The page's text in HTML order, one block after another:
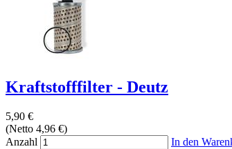
Kraftstofffilter - Deutz
5,90 €
(Netto 4,96 €)
Anzahl
In den